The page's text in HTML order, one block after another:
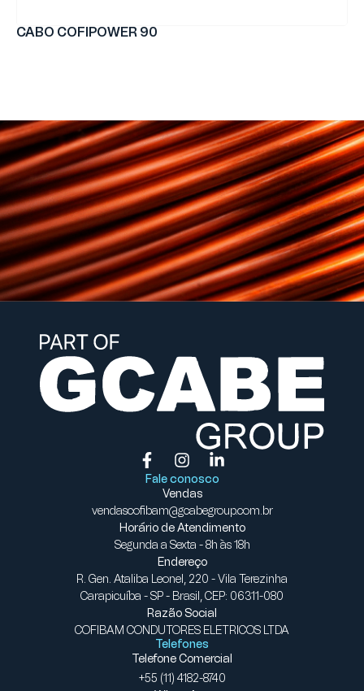
CABO COFIPOWER 90
Fale conosco
Vendas
vendascofibam@gcabegroup.com.br
Horário de Atendimento
Segunda a Sexta - 8h às 18h
Endereço
R. Gen. Ataliba Leonel, 220 - Vila Terezinha
Carapicuíba - SP - Brasil, CEP: 06311-080
Razão Social
COFIBAM CONDUTORES ELETRICOS LTDA
Telefones
Telefone Comercial
+55 (11) 4182-8740